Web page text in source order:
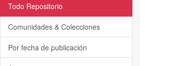
Todo Repositorio
Comunidades & Colecciones
Por fecha de publicación